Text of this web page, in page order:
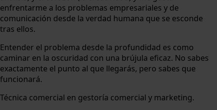
enfrentarme a los problemas empresariales y de
comunicación desde la verdad humana que se esconde
tras ellos.
Entender el problema desde la profundidad es como
caminar en la oscuridad con una brújula eficaz. No sabes
exactamente el punto al que llegarás, pero sabes que
funcionará.
Técnica comercial en gestoría comercial y marketing.